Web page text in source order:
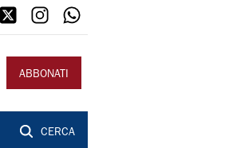
ABBONATI
CERCA